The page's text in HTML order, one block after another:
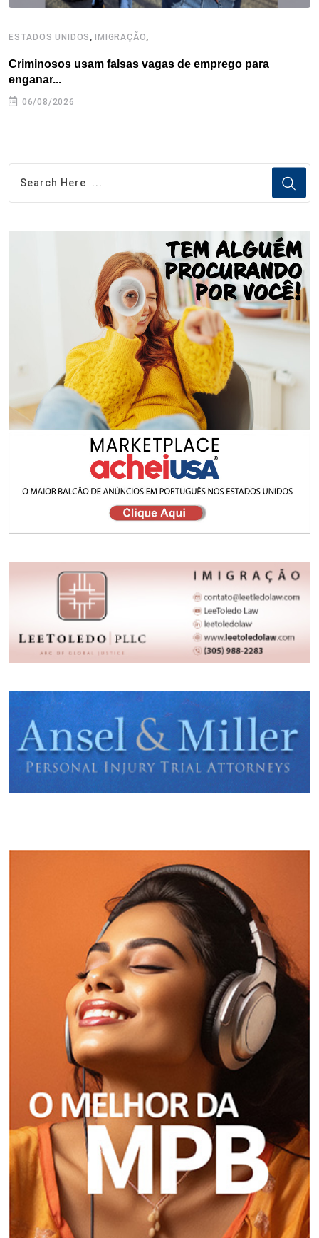
ESTADOS UNIDOS , IMIGRAÇÃO,
Criminosos usam falsas vagas de emprego para
enganar...
06/08/2026